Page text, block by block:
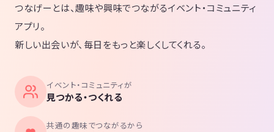
つなげーとは、趣味や興味でつながるイベント・コミュニティ
アプリ。
新しい出会いが、毎日をもっと楽しくしてくれる。
イベント・コミュニティが
見つかる・つくれる
共通の趣味でつながるから